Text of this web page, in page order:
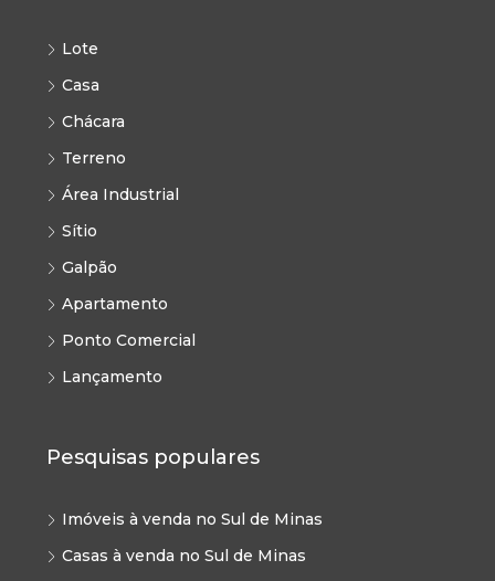
Lote
Casa
Chácara
Terreno
Área Industrial
Sítio
Galpão
Apartamento
Ponto Comercial
Lançamento
Pesquisas populares
Imóveis à venda no Sul de Minas
Casas à venda no Sul de Minas